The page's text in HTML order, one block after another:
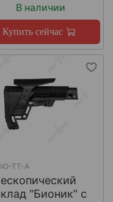
В наличии
Купить сейчас
TT-A
"Бионик" с